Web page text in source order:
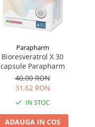
Parapharm
Bioresveratrol X 30
capsule Parapharm
40,00 RON
31,62 RON
IN STOC
ADAUGA IN COS